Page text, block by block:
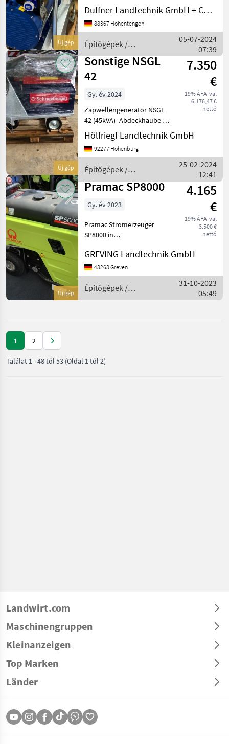
Új gép
Mecc Alte bietet eine
vielfältige Auswahl an
traktorbetriebenen (PTO)
Diese bestehen mittlerweile
ausschließli
Duffner Landtechnik GmbH + Co KG
88367 Hohentengen
Építőgépek /
Sonstige
05-07-2024
07:39
Új gép
Sonstige NSGL
42
7.350
€
19% ÁFA-val
6.176,47 €
nettó
Gy. év 2024
Zapwellengenerator NSGL
42 (45kVA) -Abdeckhaube -
Räder -Zapfwelle -1h
Stecker -Anhängebolzen
Építőgépek Áramfejlesztő
Höllriegl Landtechnik GmbH
92277 Hohenburg
Építőgépek /
Sonstige
25-02-2024
12:41
Új gép
Pramac SP8000
4.165
€
19% ÁFA-val
3.500 €
nettó
Gy. év 2023
Pramac Stromerzeuger
SP8000 in
Takt Motoren,
Ölmangelabschaltung,
Isolationsüberwachung,
Elektro Start Ausführung,
GREVING Landtechnik GmbH
48268 Greven
Építőgépek /
Sonstige
31-10-2023
05:49
1 2
Találat 1-48tól 53 (Oldal 1 tól 2)
Landwirt.com
Maschinengruppen
Kleinanzeigen
Top Marken
Länder